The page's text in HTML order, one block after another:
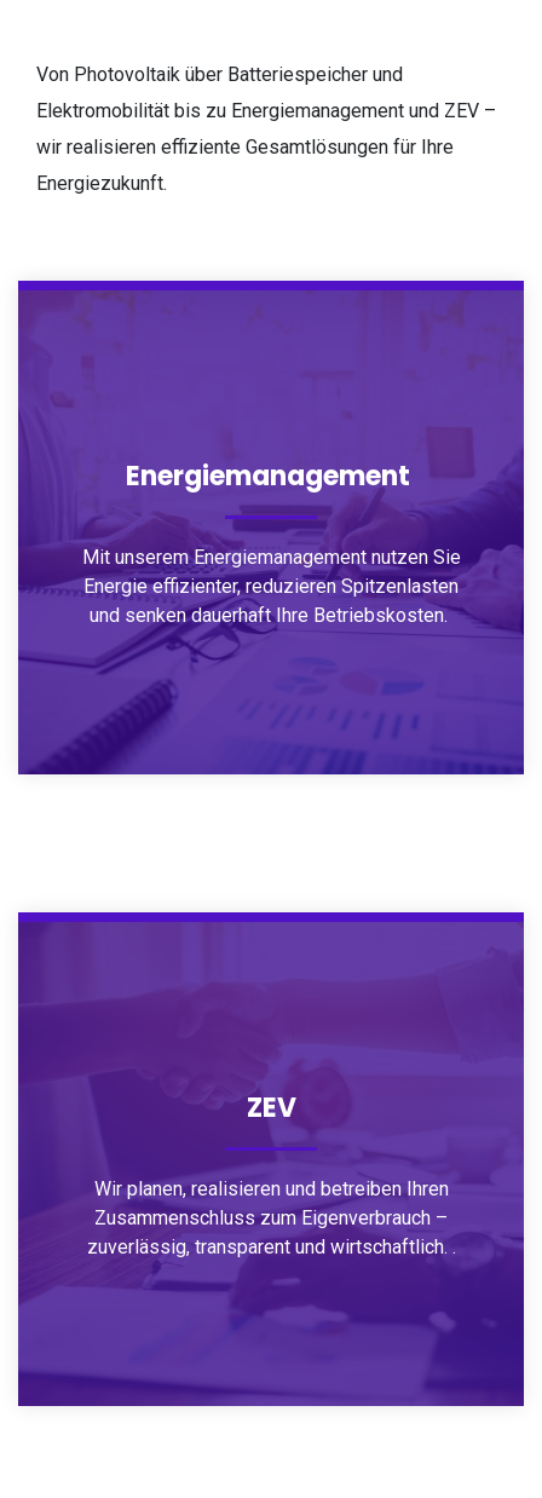
Von Photovoltaik über Batteriespeicher und
Elektromobilität bis zu Energiemanagement und ZEV –
wir realisieren effiziente Gesamtlösungen für Ihre
Energiezukunft.
Energiemanagement
Mit unserem Energiemanagement nutzen Sie
Energie effizienter, reduzieren Spitzenlasten
und senken dauerhaft Ihre Betriebskosten.
ZEV
Wir planen, realisieren und betreiben Ihren
Zusammenschluss zum Eigenverbrauch –
zuverlässig, transparent und wirtschaftlich. .